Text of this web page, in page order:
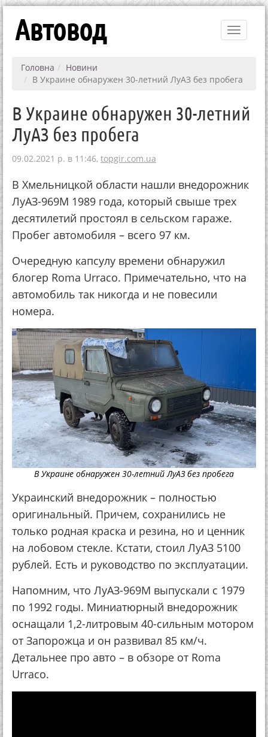
Toggle
Автовод
Головна
Новини
В Украине обнаружен 30-летний ЛуАЗ без пробега
В Украине обнаружен 30-летний
ЛуАЗ без пробега
09.02.2021 р. в 11:46, topgir.com.ua
В Хмельницкой области нашли внедорожник
ЛуАЗ-969М 1989 года, который свыше трех
десятилетий простоял в сельском гараже.
Пробег автомобиля – всего 97 км.
Очередную капсулу времени обнаружил
блогер Roma Urraco. Примечательно, что на
автомобиль так никогда и не повесили
номера.
В Украине обнаружен 30-летний ЛуАЗ без пробега
Украинский внедорожник – полностью
оригинальный. Причем, сохранились не
только родная краска и резина, но и ценник
на лобовом стекле. Кстати, стоил ЛуАЗ 5100
рублей. Есть и руководство по эксплуатации.
Напомним, что ЛуАЗ-969М выпускали с 1979
по 1992 годы. Миниатюрный внедорожник
оснащали 1,2-литровым 40-сильным мотором
от Запорожца и он развивал 85 км/ч.
Детальнее про авто – в обзоре от Roma
Urraco.